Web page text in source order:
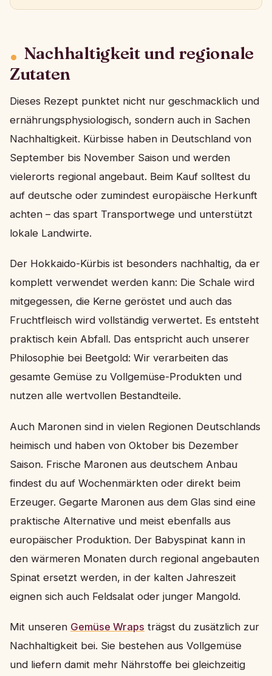
Nachhaltigkeit und regionale
Zutaten
Dieses Rezept punktet nicht nur geschmacklich und
ernährungsphysiologisch, sondern auch in Sachen
Nachhaltigkeit. Kürbisse haben in Deutschland von
September bis November Saison und werden
vielerorts regional angebaut. Beim Kauf solltest du
auf deutsche oder zumindest europäische Herkunft
achten – das spart Transportwege und unterstützt
lokale Landwirte.
Der Hokkaido-Kürbis ist besonders nachhaltig, da er
komplett verwendet werden kann: Die Schale wird
mitgegessen, die Kerne geröstet und auch das
Fruchtfleisch wird vollständig verwertet. Es entsteht
praktisch kein Abfall. Das entspricht auch unserer
Philosophie bei Beetgold: Wir verarbeiten das
gesamte Gemüse zu Vollgemüse-Produkten und
nutzen alle wertvollen Bestandteile.
Auch Maronen sind in vielen Regionen Deutschlands
heimisch und haben von Oktober bis Dezember
Saison. Frische Maronen aus deutschem Anbau
findest du auf Wochenmärkten oder direkt beim
Erzeuger. Gegarte Maronen aus dem Glas sind eine
praktische Alternative und meist ebenfalls aus
europäischer Produktion. Der Babyspinat kann in
den wärmeren Monaten durch regional angebauten
Spinat ersetzt werden, in der kalten Jahreszeit
eignen sich auch Feldsalat oder junger Mangold.
Mit unseren Gemüse Wraps trägst du zusätzlich zur
Nachhaltigkeit bei. Sie bestehen aus Vollgemüse
und liefern damit mehr Nährstoffe bei gleichzeitig